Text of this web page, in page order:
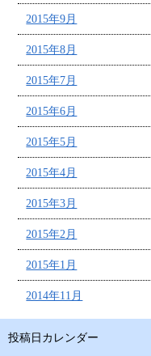
2015年9月
2015年8月
2015年7月
2015年6月
2015年5月
2015年4月
2015年3月
2015年2月
2015年1月
2014年11月
投稿日カレンダー